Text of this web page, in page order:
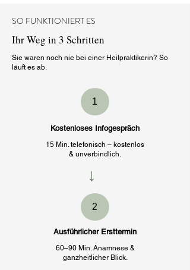
SO FUNKTIONIERT ES
Ihr Weg in 3 Schritten
Sie waren noch nie bei einer Heilpraktikerin? So
läuft es ab.
1
Kostenloses Infogespräch
15 Min. telefonisch – kostenlos
& unverbindlich.
→
2
Ausführlicher Ersttermin
60–90 Min. Anamnese &
ganzheitlicher Blick.